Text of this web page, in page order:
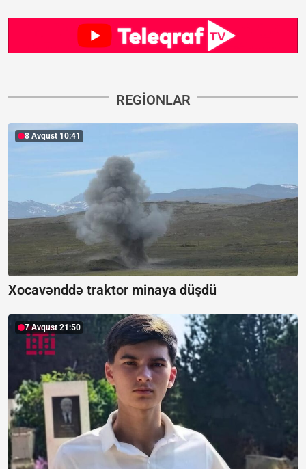
REGİONLAR
8 Avqust 10:41
Xocavənddə traktor minaya düşdü
7 Avqust 21:50